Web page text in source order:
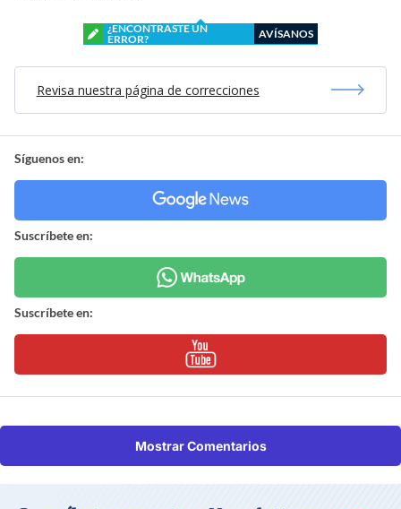
¿ENCONTRASTE UN
ERROR?
AVÍSANOS
Revisa nuestra página de correcciones
Síguenos en:
Suscríbete en:
Suscríbete en:
Mostrar Comentarios